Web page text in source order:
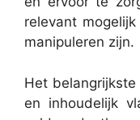
relevant
manipuleren zijn.
Het
en inhoudelijk